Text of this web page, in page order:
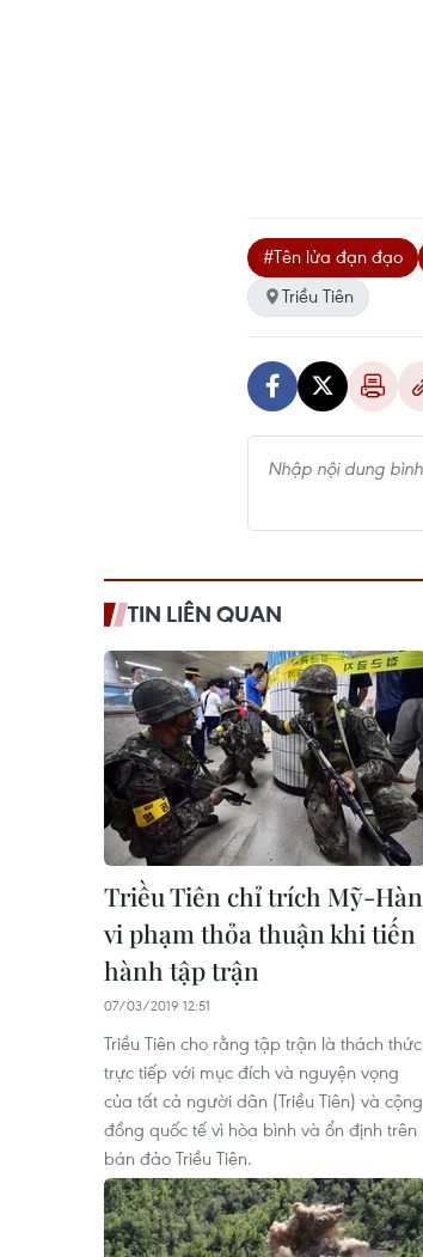
#Tên lửa đạn đạo
Triều Tiên
TIN LIÊN QUAN
Triều Tiên chỉ trích Mỹ-Hàn
vi phạm thỏa thuận khi tiến
hành tập trận
07/03/2019 12:51
Triều Tiên cho rằng tập trận là thách thức
trực tiếp với mục đích và nguyện vọng
của tất cả người dân (Triều Tiên) và cộng
đồng quốc tế vì hòa bình và ổn định trên
bán đảo Triều Tiên.